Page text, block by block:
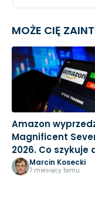
MOŻE CIĘ
Amazon
Magnificent
2026. Co szykuje
Jeff Bezos?
Marcin Kosecki
7 miesięcy temu